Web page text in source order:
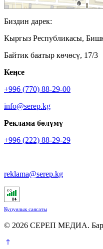
Биздин дарек:
Кыргыз Республикасы,
Байтик баатыр көчөсү, 17/3
Кеӊсе
+996 (770) 88-29-00
info@serep.kg
Реклама бөлүмү
+996 (222) 88-29-29
reklama@serep.kg
Купуялык саясаты
© 2026 СЕРЕП МЕДИА.